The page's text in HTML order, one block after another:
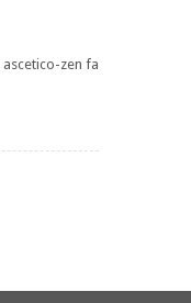
ascetico-zen fa